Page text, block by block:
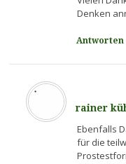
Denken
Antworten
rainer
Ebenfalls
für die